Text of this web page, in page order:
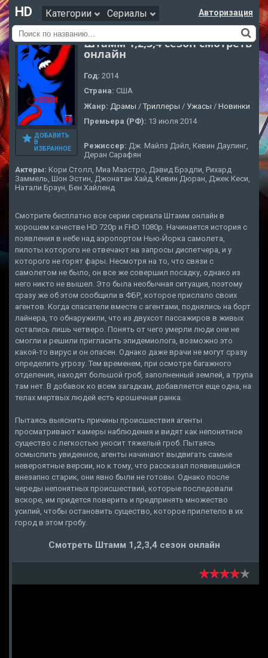
HD Категории Сериалы Авторизация
ДОБАВИТЬ
В
ИЗБРАННОЕ
Штамм 1,2,3,4 сезон смотреть
онлайн
Год: 2014
Страна: США
Жанр: Драмы / Триллеры / Ужасы / Новинки
Премьера (РФ): 13 июля 2014
Режиссер: Дж. Майлз Дэйл, Кевин Даулинг,
Деран Сарафян
Актеры: Кори Столл, Миа Маэстро, Дэвид Брэдли, Рихард
Заммель, Шон Эстин, Джонатан Хайд, Кевин Дюран, Джек Кеси,
Натали Браун, Бен Хайленд
Смотрите бесплатно все серии сериала Штамм онлайн в
хорошем качестве HD 720p и FHD 1080p. Начинается история с
появления в небе над аэропортом Нью-Йорка самолета,
пилоты которого не отвечают на запросы диспетчера, и у
которого не горят фары. Несмотря на то, что связи с
самолетом не было, он все же совершил посадку, однако из
него никто не вышел. Это была необычная ситуация, поэтому
сразу же об этом сообщили в ФБР, которое прислало своих
агентов. Когда спасатели вместе с агентами, поднялись на борт
лайнера, то обнаружили, что из двухсот пассажиров в живых
остались лишь четверо. Понять от чего умерли люди они не
смогли и решили пригласить эпидемиолога, возможно это
какой-то вирус и он опасен. Однако даже врачи не могут сразу
определить угрозу. Тем временем, при осмотре багажного
отделения, находят большой гроб, заполненный землей, а трупа
там нет. В добавок ко всем загадкам, добавляется еще одна, на
телах мертвых людей есть крошечная ранка.
Пытаясь выяснить причины происшествия агенты
просматривают камеры наблюдения и видят как непонятное
существо с легкостью уносит тяжелый гроб. Пытаясь
осмыслить увиденное, агенты начинают выдвигать самые
невероятные версии, но к тому, что рассказал появившийся
внезапно старик, они явно были не готовы. Однако после
череды непонятных происшествий, которые последовали
вскоре, им придется поверить и предпринять множество
усилий, чтобы остановить существо, которое прилетело в их
город в этом гробу.
Смотреть Штамм 1,2,3,4 сезон онлайн